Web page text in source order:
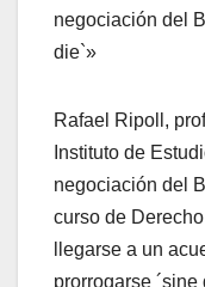
negociación del
die`»
Rafael Ripoll,
Instituto de
negociación del
curso de
llegarse a un
prorrogarse ´sine